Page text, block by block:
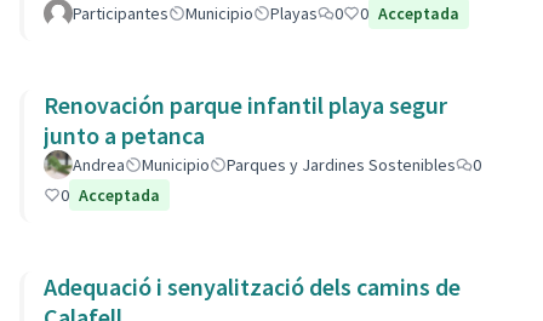
Participantes Municipio Playas 0 0 Acceptada
Renovación parque infantil playa segur
junto a petanca
Andrea Municipio Parques y Jardines Sostenibles
0
0 Acceptada
Adequació i senyalització dels camins de